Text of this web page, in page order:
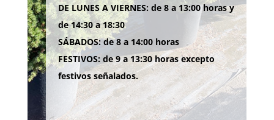
DE LUNES A VIERNES: de 8 a 13:00 horas y
de 14:30 a 18:30
SÁBADOS: de 8 a 14:00 horas
FESTIVOS: de 9 a 13:30 horas excepto
festivos señalados.